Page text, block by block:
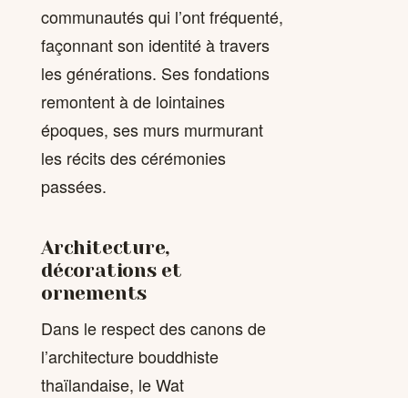
communautés qui l’ont fréquenté,
façonnant son identité à travers
les générations. Ses fondations
remontent à de lointaines
époques, ses murs murmurant
les récits des cérémonies
passées.
Architecture,
décorations et
ornements
Dans le respect des canons de
l’architecture bouddhiste
thaïlandaise, le Wat